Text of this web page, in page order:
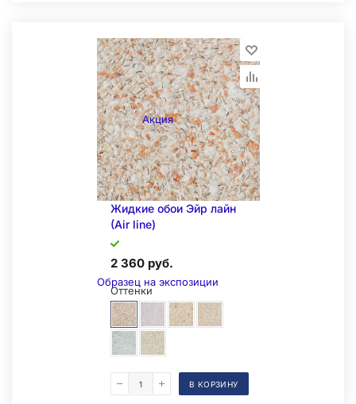
Образец на экспозиции
Складская позиция
Акция
Образец на экспозиции
Жидкие обои Эйр лайн
(Air line)
2 360 руб.
Оттенки
В КОРЗИНУ